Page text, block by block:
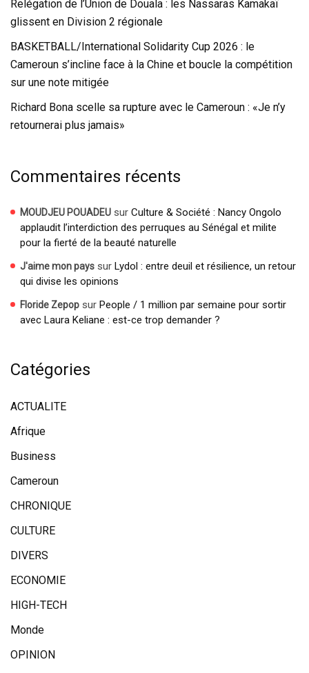
Relégation de l’Union de Douala : les Nassaras Kamakaï
glissent en Division 2 régionale
BASKETBALL/International Solidarity Cup 2026 : le
Cameroun s’incline face à la Chine et boucle la compétition
sur une note mitigée
Richard Bona scelle sa rupture avec le Cameroun : «Je n’y
retournerai plus jamais»
Commentaires récents
MOUDJEU POUADEU sur Culture & Société : Nancy Ongolo
applaudit l’interdiction des perruques au Sénégal et milite
pour la fierté de la beauté naturelle
J'aime mon pays sur Lydol : entre deuil et résilience, un retour
qui divise les opinions
Floride Zepop sur People / 1 million par semaine pour sortir
avec Laura Keliane : est-ce trop demander ?
Catégories
ACTUALITE
Afrique
Business
Cameroun
CHRONIQUE
CULTURE
DIVERS
ECONOMIE
HIGH-TECH
Monde
OPINION